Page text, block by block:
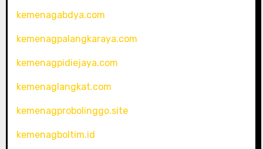
kemenagabdya.com
kemenagpalangkaraya.com
kemenagpidiejaya.com
kemenaglangkat.com
kemenagprobolinggo.site
kemenagboltim.id